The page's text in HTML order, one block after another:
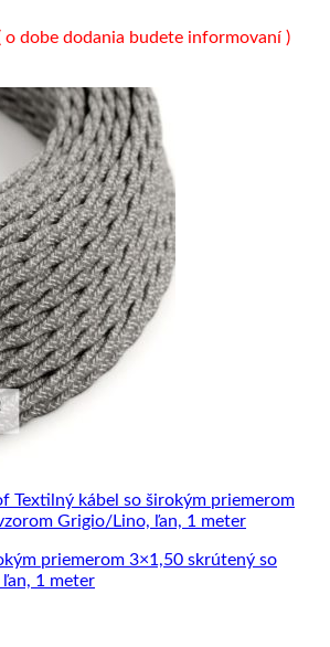
o dobe dodania budete informovaní )
priemerom 3×1,50 skrútený so
1 meter